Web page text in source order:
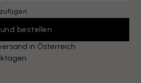
bestellen
in Österreich